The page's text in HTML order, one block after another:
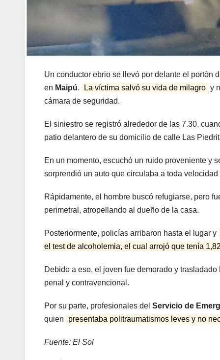
Un conductor ebrio se llevó por delante el portón
en Maipú. La víctima salvó su vida de milagro y
cámara de seguridad.
El siniestro se registró alrededor de las 7.30,
patio delantero de su domicilio de calle Las
En un momento, escuchó un ruido proveniente y
sorprendió un auto que circulaba a toda velocidad
Rápidamente, el hombre buscó refugiarse, pero
perimetral, atropellando al dueño de la casa.
Posteriormente, policías arribaron hasta el lugar y
el test de alcoholemia, el cual arrojó que tenía
Debido a eso, el joven fue demorado y trasladado
penal y contravencional.
Por su parte, profesionales del Servicio de
quien
presentaba politraumatismos leves y no
Fuente: El Sol